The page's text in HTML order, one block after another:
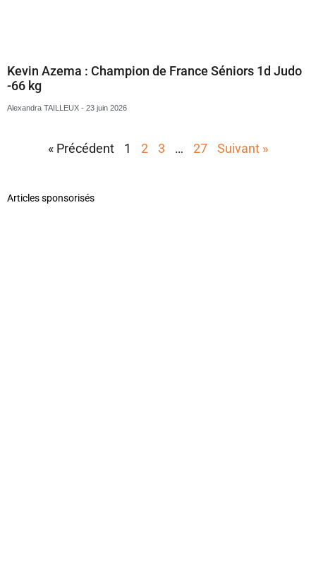
Kevin Azema : Champion de France Séniors 1d Judo
-66 kg
Alexandra TAILLEUX 23 juin 2026
« Précédent 1 2 3 … 27 Suivant »
Articles sponsorisés